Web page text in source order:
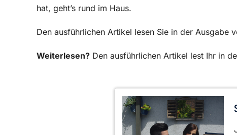
hat, geht’s rund im Haus.
Den ausführlichen Artikel lesen Sie in der Ausgabe
Weiterlesen? Den ausführlichen Artikel lest Ihr in